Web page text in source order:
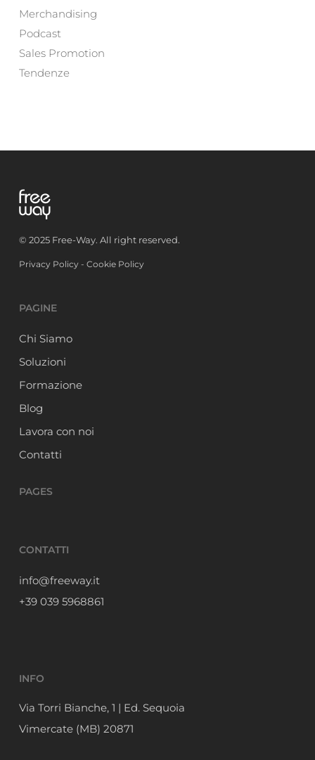
Merchandising
Podcast
Sales Promotion
Tendenze
© 2025 Free-Way. All right reserved.
Privacy Policy- Cookie Policy
PAGINE
Chi Siamo
Soluzioni
Formazione
Blog
Lavora con noi
Contatti
PAGES
CONTATTI
info@freeway.it
+39 039 5968861
INFO
Via Torri Bianche, 1 | Ed. Sequoia
Vimercate (MB) 20871